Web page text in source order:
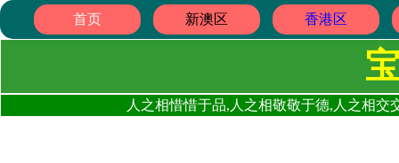
首页 新澳区 香港区
人之相惜惜于品,人之相敬敬于德,人之相